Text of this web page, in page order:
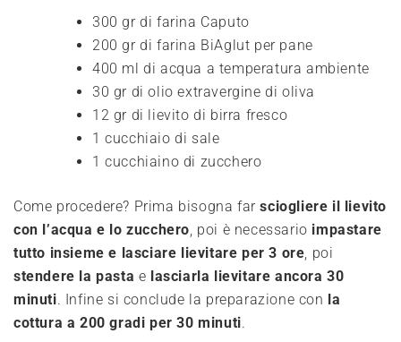
300 gr di farina Caputo
200 gr di farina BiAglut per pane
400 ml di acqua a temperatura ambiente
30 gr di olio extravergine di oliva
12 gr di lievito di birra fresco
1 cucchiaio di sale
1 cucchiaino di zucchero
Come procedere? Prima bisogna farsciogliere il lievito
con l’acqua e lo zucchero, poi è necessario impastare
tutto insieme e lasciare lievitare per 3 ore, poi
stendere la pasta e lasciarla lievitare ancora 30
minuti. Infine si conclude la preparazione con la
cottura a 200 gradi per 30 minuti.